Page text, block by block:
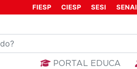
FIESP CIESP SESI SENAI
PORTAL EDUCA